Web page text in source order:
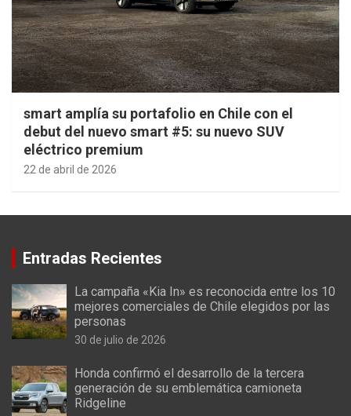
smart amplía su portafolio en Chile con el
debut del nuevo smart #5: su nuevo SUV
eléctrico premium
22 de abril de 2026
Entradas Recientes
La campaña «Kia In» es reconocida entre los 10
mejores comerciales de Chile elegidos por las
personas
30 de julio de 2026
Honda confirmó el desarrollo de la tercera
generación de su emblemática camioneta
Ridgeline